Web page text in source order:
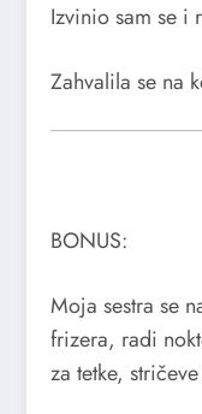
Izvinio sam se i
Zahvalila se na
BONUS:
Moja sestra se
frizera, radi
za tetke,